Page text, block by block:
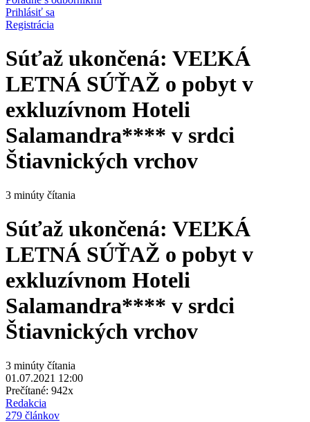
Prihlásiť sa
Registrácia
Súťaž ukončená: VEĽKÁ
LETNÁ SÚŤAŽ o pobyt v
exkluzívnom Hoteli
Salamandra**** v srdci
Štiavnických vrchov
3 minúty čítania
Súťaž ukončená: VEĽKÁ
LETNÁ SÚŤAŽ o pobyt v
exkluzívnom Hoteli
Salamandra**** v srdci
Štiavnických vrchov
3 minúty čítania
01.07.2021 12:00
Prečítané: 942x
Redakcia
279 článkov